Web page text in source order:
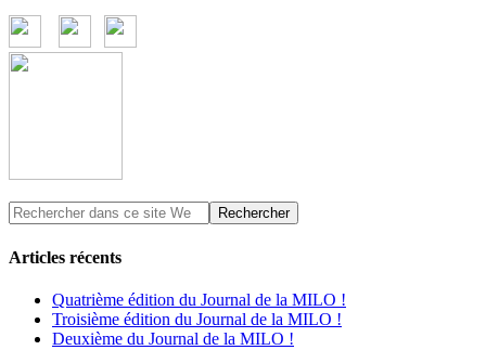
Articles récents
Quatrième édition du Journal de la MILO !
Troisième édition du Journal de la MILO !
Deuxième du Journal de la MILO !